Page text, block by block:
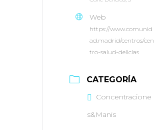
Web
https://www.comunid
ad.madrid/centros/cen
tro-salud-delicias
CATEGORÍA
Concentracione
s&Manis